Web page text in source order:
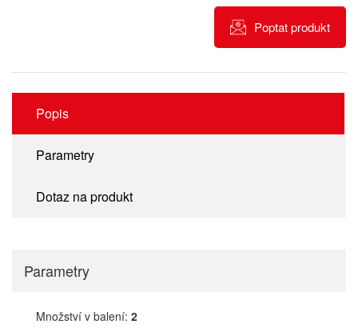
Poptat produkt
Popis
Parametry
Dotaz na produkt
Parametry
Množství v balení: 2